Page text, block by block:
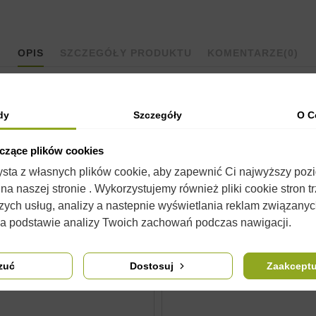
OPIS
dadant,idealnie nadające się do podkarmiaczki Wykonane
od wyglądu w rzeczywistości. Nie zmienia to jednak ich
Szczegóły O
plików cookies
z własnych plików cookie, aby zapewnić Ci najwyższy
naszej stronie . Wykorzystujemy również pliki cookie stron
usług, analizy a nastepnie wyświetlania reklam
podstawie analizy Twoich zachowań podczas nawigacji.
Dostosuj